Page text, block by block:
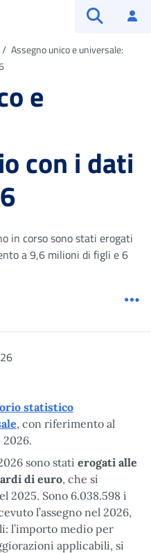
Assegno unico e universale:
e
con i dati
in corso sono stati erogati
a 9,6 milioni di figli e 6
statistico
, con riferimento al
sono stati erogati alle
di euro, che si
2025. Sono 6.038.598 i
l’assegno nel 2026,
l’importo medio per
applicabili, si